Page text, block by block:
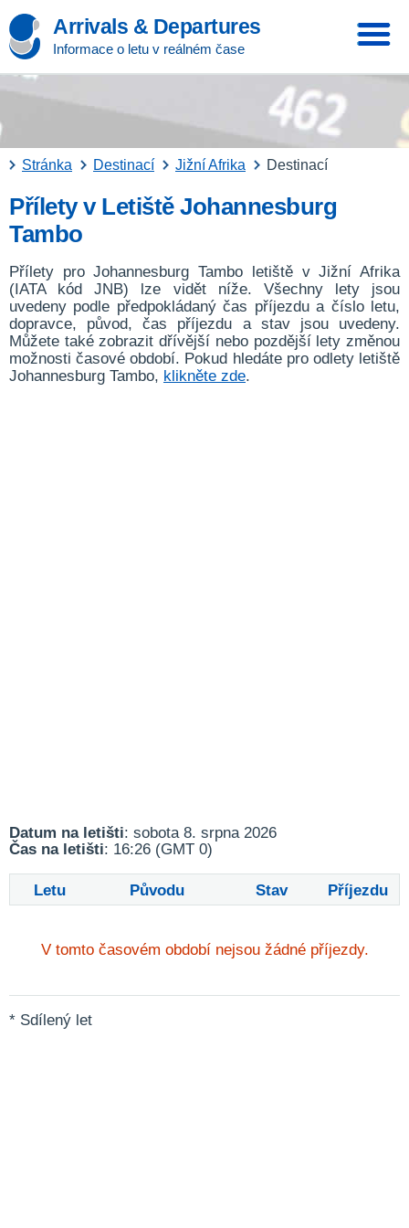
Arrivals & Departures
Informace o letu v reálném čase
Stránka Destinací Jižní Afrika Destinací
Přílety v Letiště Johannesburg
Tambo
Přílety pro Johannesburg Tambo letiště v Jižní Afrika
(IATA kód JNB) lze vidět níže. Všechny lety jsou
uvedeny podle předpokládaný čas příjezdu a číslo letu,
dopravce, původ, čas příjezdu a stav jsou uvedeny.
Můžete také zobrazit dřívější nebo pozdější lety změnou
možnosti časové období. Pokud hledáte pro odlety letiště
Johannesburg Tambo, klikněte zde.
Datum na letišti: sobota 8. srpna 2026
Čas na letišti: 16:26 (GMT 0)
Letu Původu Stav Příjezdu
V tomto časovém období nejsou žádné příjezdy.
* Sdílený let